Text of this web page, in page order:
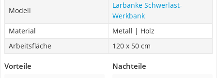
Modell
Larbanke Schwerlast-
Werkbank
Material
Metall | Holz
Arbeitsfläche
120 x 50 cm
Vorteile Nachteile